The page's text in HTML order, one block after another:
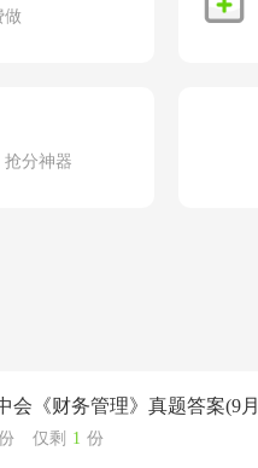
做
抢分神器
会《财务管理》真题答案(9
仅剩 1 份